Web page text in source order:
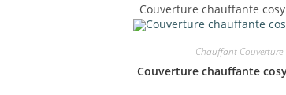
Couverture chauffante
Chauffant Couverture
Couverture chauffante